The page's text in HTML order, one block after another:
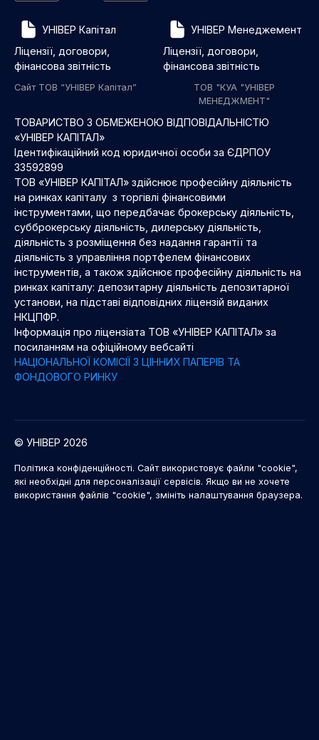
УНІВЕР Капітал
Ліцензії, договори,
фінансова звітність
Сайт ТОВ “УНІВЕР Капітал”
УНІВЕР Менеджемент
Ліцензії, договори,
фінансова звітність
ТОВ "КУА "УНІВЕР
МЕНЕДЖМЕНТ"
ТОВАРИСТВО З ОБМЕЖЕНОЮ ВІДПОВІДАЛЬНІСТЮ
«УНІВЕР КАПІТАЛ»
Ідентифікаційний код юридичної особи за ЄДРПОУ
33592899
ТОВ «УНІВЕР КАПІТАЛ» здійснює професійну діяльність
на ринках капіталу з торгівлі фінансовими
інструментами, що передбачає брокерську діяльність,
субброкерську діяльність, дилерську діяльність,
діяльність з розміщення без надання гарантії та
діяльність з управління портфелем фінансових
інструментів, а також здійснює професійну діяльність на
ринках капіталу: депозитарну діяльність депозитарної
установи, на підставі відповідних ліцензій виданих
НКЦПФР.
Інформація про ліцензіата ТОВ «УНІВЕР КАПІТАЛ» за
посиланням на офіційному вебсайті
НАЦІОНАЛЬНОЇ КОМІСІЇ З ЦІННИХ ПАПЕРІВ ТА
ФОНДОВОГО РИНКУ
© УНІВЕР 2026
Політика конфіденційності. Сайт використовує файли "cookie",
які необхідні для персоналізації сервісів. Якщо ви не хочете
використання файлів "cookie", змініть налаштування браузера.